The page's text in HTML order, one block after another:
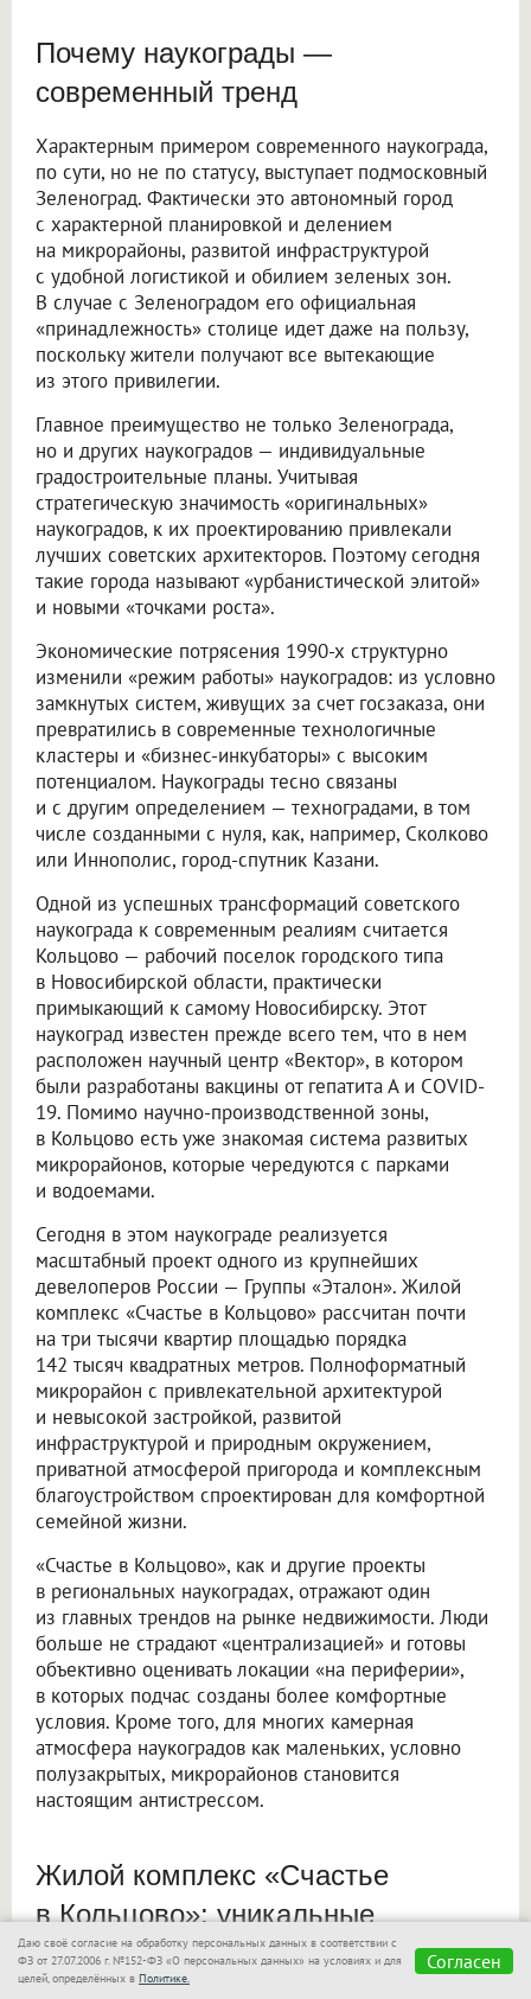
Почему наукограды —
современный тренд
Характерным примером современного наукограда,
по сути, но не по статусу, выступает подмосковный
Зеленоград. Фактически это автономный город
с характерной планировкой и делением
на микрорайоны, развитой инфраструктурой
с удобной логистикой и обилием зеленых зон.
В случае с Зеленоградом его официальная
«принадлежность» столице идет даже на пользу,
поскольку жители получают все вытекающие
из этого привилегии.
Главное преимущество не только Зеленограда,
но и других наукоградов — индивидуальные
градостроительные планы. Учитывая
стратегическую значимость «оригинальных»
наукоградов, к их проектированию привлекали
лучших советских архитекторов. Поэтому сегодня
такие города называют «урбанистической элитой»
и новыми «точками роста».
Экономические потрясения 1990-х структурно
изменили «режим работы» наукоградов: из условно
замкнутых систем, живущих за счет госзаказа, они
превратились в современные технологичные
кластеры и «бизнес-инкубаторы» с высоким
потенциалом. Наукограды тесно связаны
и с другим определением — техноградами, в том
числе созданными с нуля, как, например, Сколково
или Иннополис, город-спутник Казани.
Одной из успешных трансформаций советского
наукограда к современным реалиям считается
Кольцово — рабочий поселок городского типа
в Новосибирской области, практически
примыкающий к самому Новосибирску. Этот
наукоград известен прежде всего тем, что в нем
расположен научный центр «Вектор», в котором
были разработаны вакцины от гепатита А и COVID-
19. Помимо научно-производственной зоны,
в Кольцово есть уже знакомая система развитых
микрорайонов, которые чередуются с парками
и водоемами.
Сегодня в этом наукограде реализуется
масштабный проект одного из крупнейших
девелоперов России — Группы «Эталон». Жилой
комплекс «Счастье в Кольцово» рассчитан почти
на три тысячи квартир площадью порядка
142 тысяч квадратных метров. Полноформатный
микрорайон с привлекательной архитектурой
и невысокой застройкой, развитой
инфраструктурой и природным окружением,
приватной атмосферой пригорода и комплексным
благоустройством спроектирован для комфортной
семейной жизни.
«Счастье в Кольцово», как и другие проекты
в региональных наукоградах, отражают один
из главных трендов на рынке недвижимости. Люди
больше не страдают «централизацией» и готовы
объективно оценивать локации «на периферии»,
в которых подчас созданы более комфортные
условия. Кроме того, для многих камерная
атмосфера наукоградов как маленьких, условно
полузакрытых, микрорайонов становится
настоящим антистрессом.
Жилой комплекс «Счастье
в Кольцово»: уникальные
преимущества проекта «Эталона»
Даю своё согласие на обработку персональных данных в соответствии с
ФЗ от 27.07.2006 г. №152-ФЗ «О персональных данных» на условиях и для
целей, определённых в Политике.
Согласен